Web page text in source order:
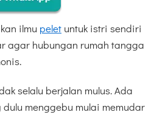
ilmu pelet untuk istri sendiri
agar hubungan rumah tangga
selalu berjalan mulus. Ada
menggebu mulai memudar